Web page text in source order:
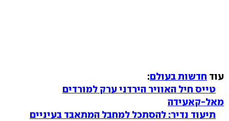
עוד חדשות בעולם:
טייס חיל האוויר הירדני ערק למורדים
מאל-קאעידה
תיעוד נדיר: להסתכל למחבל המתאבד בעיניים